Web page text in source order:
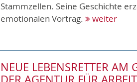
Stammzellen. Seine Geschichte
emotionalen Vortrag.
weiter
NEUE LEBENSRETTER AM